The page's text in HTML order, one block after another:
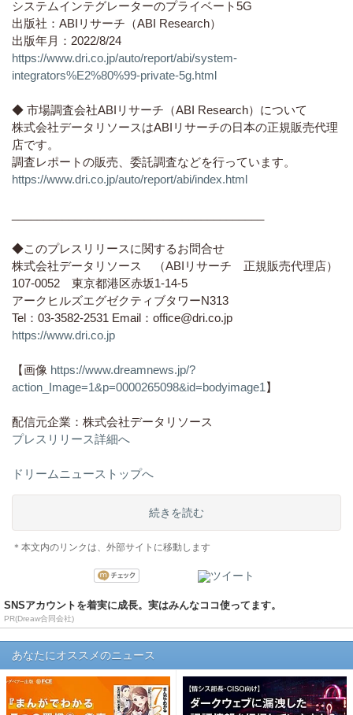
システムインテグレーターのプライベート5G
出版社：ABIリサーチ（ABI Research）
出版年月：2022/8/24
https://www.dri.co.jp/auto/report/abi/system-
integrators%E2%80%99-private-5g.html
◆ 市場調査会社ABIリサーチ（ABI Research）について
株式会社データリソースはABIリサーチの日本の正規販売代理
店です。
調査レポートの販売、委託調査などを行っています。
https://www.dri.co.jp/auto/report/abi/index.html
◆このプレスリリースに関するお問合せ
株式会社データリソース （ABIリサーチ 正規販売代理店）
107-0052 東京都港区赤坂1-14-5
アークヒルズエグゼクティブタワーN313
Tel：03-3582-2531 Email：office@dri.co.jp
https://www.dri.co.jp
【画像 https://www.dreamnews.jp/?
action_Image=1&p=0000265098&id=bodyimage1 】
配信元企業：株式会社データリソース
プレスリリース詳細へ
ドリームニューストップへ
続きを読む
＊本文内のリンクは、外部サイトに移動します
SNSアカウントを着実に成長。実はみんなココ使ってます。
PR(Dreaw合同会社)
あなたにオススメのニュース